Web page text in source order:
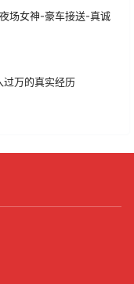
场女神-豪车接送-真诚
万的真实经历